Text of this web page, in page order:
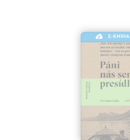
E-KNIHA